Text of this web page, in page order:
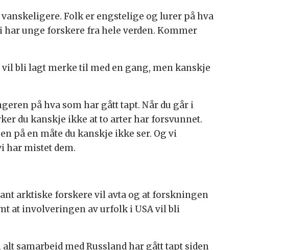
Folk er engstelige og lurer på hva
unge forskere fra hele verden. Kommer
bli lagt merke til med en gang, men kanskje
på hva som har gått tapt. Når du går i
du kanskje ikke at to arter har forsvunnet.
på en måte du kanskje ikke ser. Og vi
har mistet dem.
arktiske forskere vil avta og at forskningen
at involveringen av urfolk i USA vil bli
samarbeid med Russland har gått tapt siden